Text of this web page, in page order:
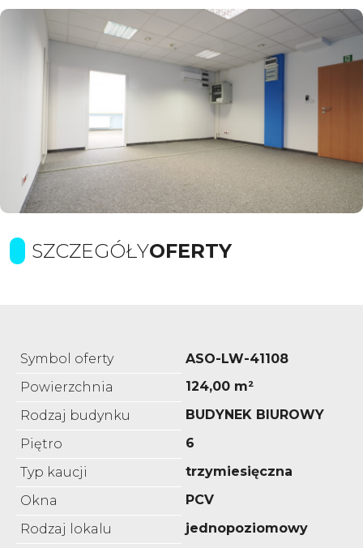
SZCZEGÓŁYOFERTY
Symbol oferty
ASO-LW-41108
Powierzchnia
124,00 m²
Rodzaj budynku
BUDYNEK BIUROWY
Piętro
6
Typ kaucji
trzymiesięczna
Okna
PCV
Rodzaj lokalu
jednopoziomowy